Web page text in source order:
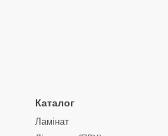
Каталог
Ламінат